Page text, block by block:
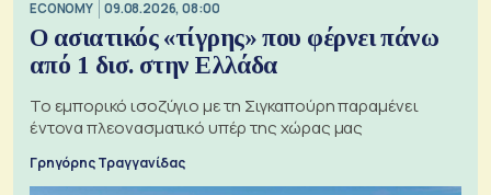
ECONOMY 09.08.2026, 08:00
Ο ασιατικός «τίγρης» που φέρνει πάνω
από 1 δισ. στην Ελλάδα
Το εμπορικό ισοζύγιο με τη Σιγκαπούρη παραμένει
έντονα πλεονασματικό υπέρ της χώρας μας
Γρηγόρης Τραγγανίδας